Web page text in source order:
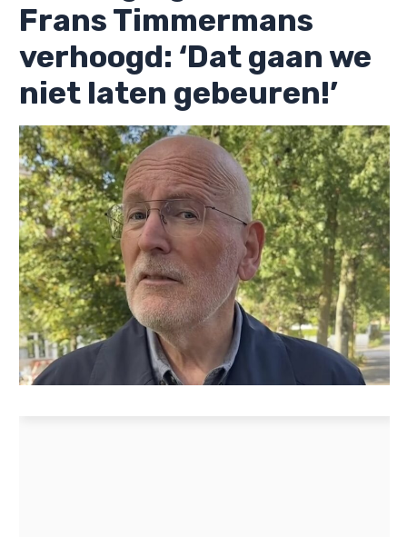
Frans Timmermans
verhoogd: ‘Dat gaan we
niet laten gebeuren!’